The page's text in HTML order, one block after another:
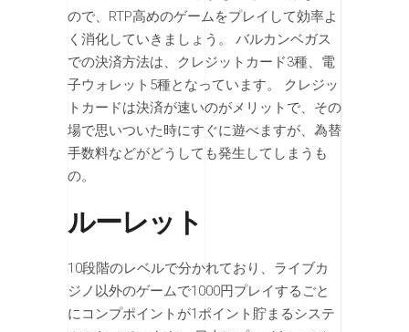
ので、RTP高めのゲームをプレイして効率よ
く消化していきましょう。 バルカンベガス
での決済方法は、クレジットカード3種、電
子ウォレット5種となっています。 クレジッ
トカードは決済が速いのがメリットで、その
場で思いついた時にすぐに遊べますが、為替
手数料などがどうしても発生してしまうも
の。
ルーレット
10段階のレベルで分かれており、ライブカ
ジノ以外のゲームで1000円プレイするごと
にコンプポイントが1ポイント貯まるシステ